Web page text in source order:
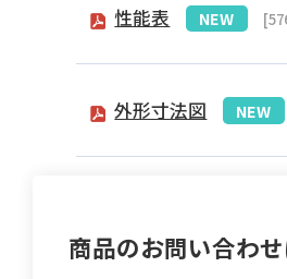
性能表
外形寸法図
商品のお問い合わ